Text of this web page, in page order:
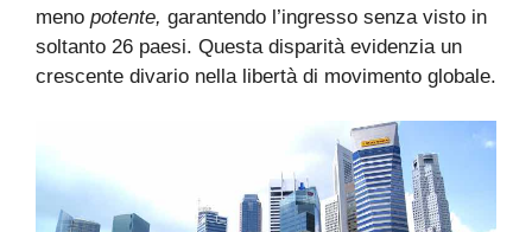
meno potente, garantendo l’ingresso senza visto in
soltanto 26 paesi. Questa disparità evidenzia un
crescente divario nella libertà di movimento globale.